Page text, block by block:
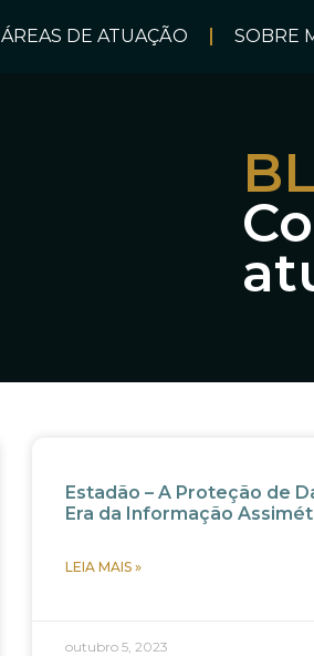
ÁREAS DE ATUAÇÃO SOBRE
Estadão – A Proteção de
Era da Informação
LEIA MAIS »
outubro 5, 2023